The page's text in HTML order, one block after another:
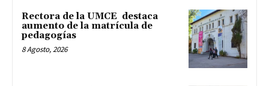
Rectora de la UMCE destaca
aumento de la matrícula de
pedagogías
8 Agosto, 2026